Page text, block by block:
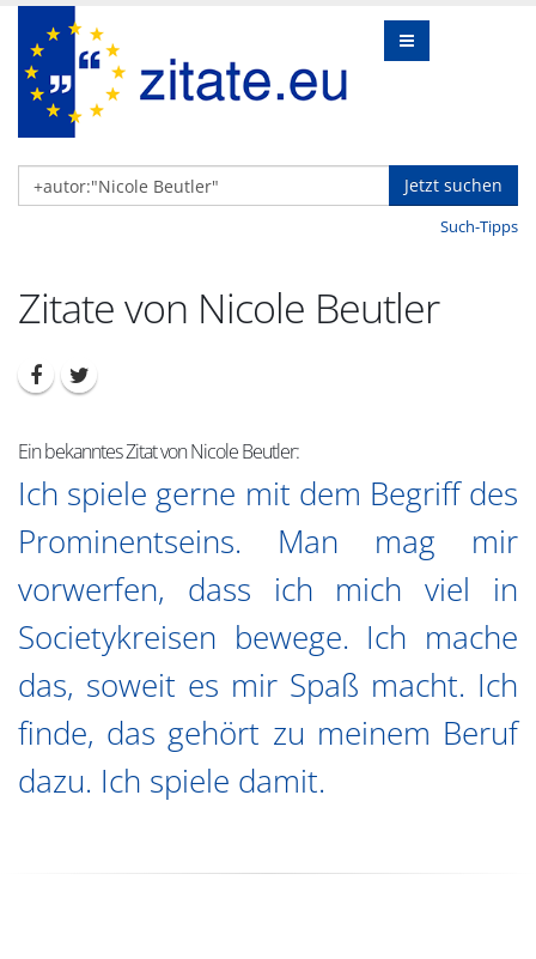
Jetzt suchen
Such-Tipps
Zitate von Nicole Beutler
Ein bekanntes Zitat von Nicole Beutler:
Ich spiele gerne mit dem Begriff des
Prominentseins. Man mag mir
vorwerfen, dass ich mich viel in
Societykreisen bewege. Ich mache
das, soweit es mir Spaß macht. Ich
finde, das gehört zu meinem Beruf
dazu. Ich spiele damit.